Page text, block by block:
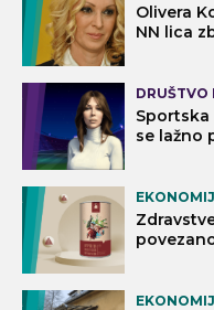
Olivera
NN lica
DRUŠTVO
Sportska
se lažno